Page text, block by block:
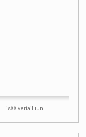
Lisää vertailuun